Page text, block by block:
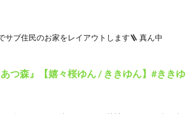
サブ住民のお家をレイアウトします🪜 真ん中
つ森』【嬉々桜ゆん / ききゆん】#ききゆ